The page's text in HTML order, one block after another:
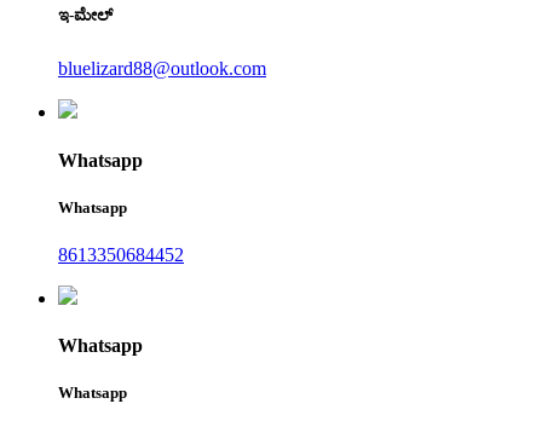
ಇ-ಮೇಲ್
bluelizard88@outlook.com
Whatsapp
Whatsapp
8613350684452
Whatsapp
Whatsapp